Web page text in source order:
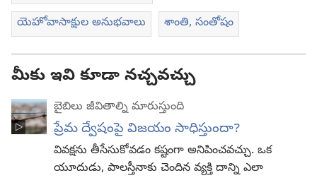
యెహోవాసాక్షుల అనుభవాలు శాంతి, సంతోషం
మీకు ఇవి కూడా నచ్చవచ్చు
బైబిలు జీవితాల్ని మారుస్తుంది
ప్రేమ ద్వేషంపై విజయం సాధిస్తుందా?
వివక్షను తీసేసుకోవడం కష్టంగా అనిపించవచ్చు. ఒక
యూదుడు, పాలస్తీనాకు చెందిన వ్యక్తి దాన్ని ఎలా